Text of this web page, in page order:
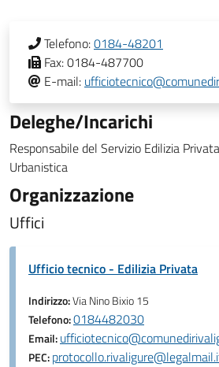
Telefono:0184-48201
Fax:0184-487700
E-mail:
Deleghe/Incarichi
Responsabile del Servizio Edilizia
Urbanistica
Organizzazione
Uffici
Ufficio tecnico - Edilizia Privata
Indirizzo:Via Nino Bixio 15
Telefono:0184482030
Email:
PEC: